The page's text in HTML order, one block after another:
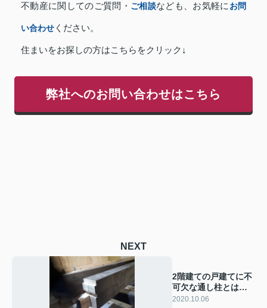
不動産に関してのご質問・ ご相談なども、お気軽に お問
い合わせ ください。
住まいをお探しの方はこちらをクリック↓
弊社へのお問い合わせはこちら
NEXT
2階建ての戸建てに不
可欠な通し柱とは？
役割を解説
2020.10.06